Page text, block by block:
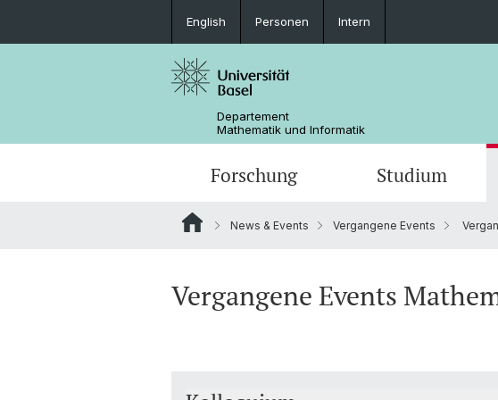
English Personen Intern
Departement
Mathematik und Informatik
Forschung Studium
Data Science
Ehemalige
News & Events Vergangene Events
Vergangene Events